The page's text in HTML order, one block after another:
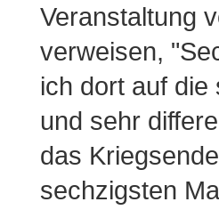
Veranstaltung
verweisen,
ich dort auf
und sehr
das
sechzigsten